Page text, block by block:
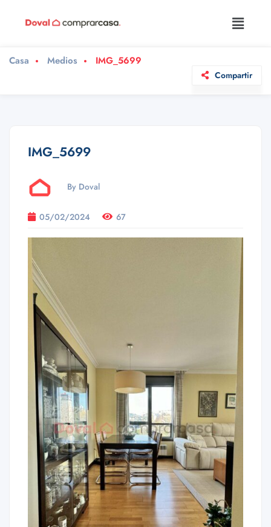
Casa Medios IMG_5699
Compartir
IMG_5699
By Doval
05/02/2024 67